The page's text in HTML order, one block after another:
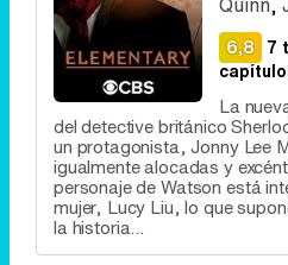
6,8 7
La
del detective británico
un protagonista, Jonny Lee
igualmente alocadas y
personaje de Watson está
mujer, Lucy Liu, lo que
la historia...